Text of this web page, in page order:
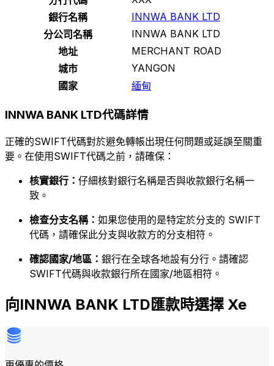
銀行名稱
INNWA BANK LTD
分公司名稱
INNWA BANK LTD
地址
MERCHANT ROAD
城市
YANGON
國家
緬甸
INNWA BANK LTD代碼詳情
正確的SWIFT代碼對於避免轉帳出現任何問題或延誤至關重
要。在使用SWIFT代碼之前，請確保：
核實銀行： 仔細核對銀行名稱是否與收款銀行名稱一
致。
檢查分支名稱： 如果您使用的是特定於分支的 SWIFT
代碼，請確保此分支與收款方的分支相符。
確認國家/地區： 銀行在全球各地設有分行。請確認
SWIFT代碼與收款銀行所在國家/地區相符。
向INNWA BANK LTD匯款時選擇 Xe